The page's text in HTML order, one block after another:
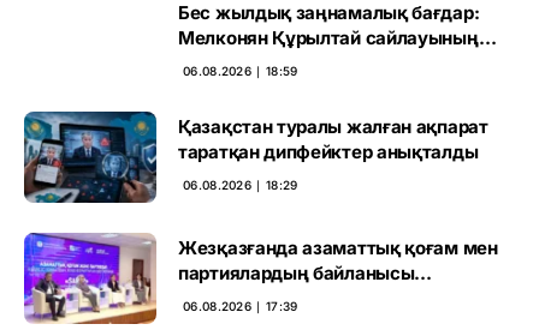
Бес жылдық заңнамалық бағдар:
Мелконян Құрылтай сайлауының
маңызын бағалады
06.08.2026 ∣ 18:59
Қазақстан туралы жалған ақпарат
таратқан дипфейктер анықталды
06.08.2026 ∣ 18:29
Жезқазғанда азаматтық қоғам мен
партиялардың байланысы
талқыланды
06.08.2026 ∣ 17:39